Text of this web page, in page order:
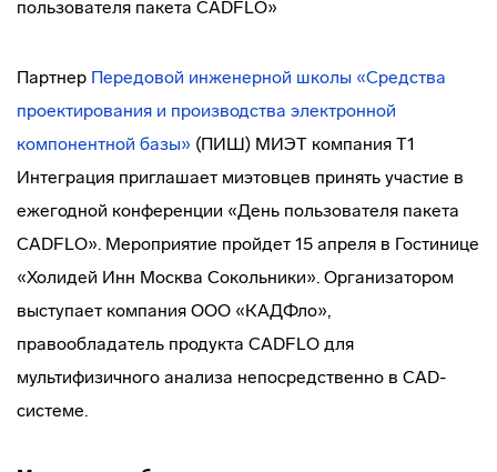
Партнер Передовой инженерной школы «Средства
проектирования и производства электронной
компонентной базы» (ПИШ) МИЭТ компания Т1
Интеграция приглашает миэтовцев принять участие в
ежегодной конференции «День пользователя пакета
CADFLO». Мероприятие пройдет 15 апреля в Гостинице
«Холидей Инн Москва Сокольники». Организатором
выступает компания ООО «КАДФло»,
правообладатель продукта CADFLO для
мультифизичного анализа непосредственно в CAD-
системе.